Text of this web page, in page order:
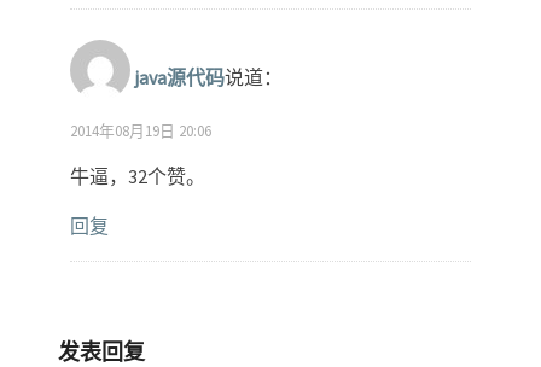
java源代码说道：
2014年08月19日 20:06
牛逼，32个赞。
回复
发表回复